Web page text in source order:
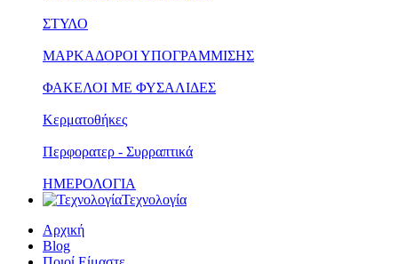
ΣΤΥΛΟ
ΜΑΡΚΑΔΟΡΟΙ ΥΠΟΓΡΑΜΜΙΣΗΣ
ΦΑΚΕΛΟΙ ΜΕ ΦΥΣΑΛΙΔΕΣ
Κερματοθήκες
Περφορατερ - Συρραπτικά
ΗΜΕΡΟΛΟΓΙΑ
Τεχνολογία
Αρχική
Blog